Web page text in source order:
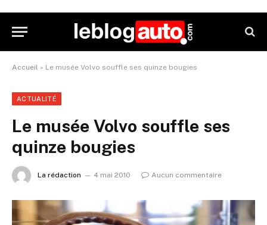
Accueil » Le musée Volvo souffle ses quinze bougies
ACTUALITÉ
Le musée Volvo souffle ses
quinze bougies
La rédaction 4 mai 2010 Aucun commentaire